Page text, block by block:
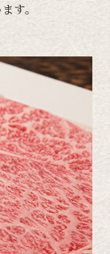
す。